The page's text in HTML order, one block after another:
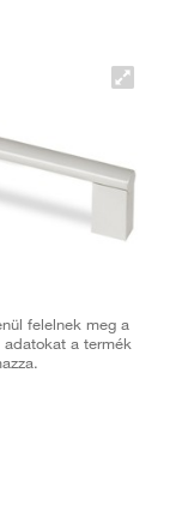
felelnek meg a
a termék